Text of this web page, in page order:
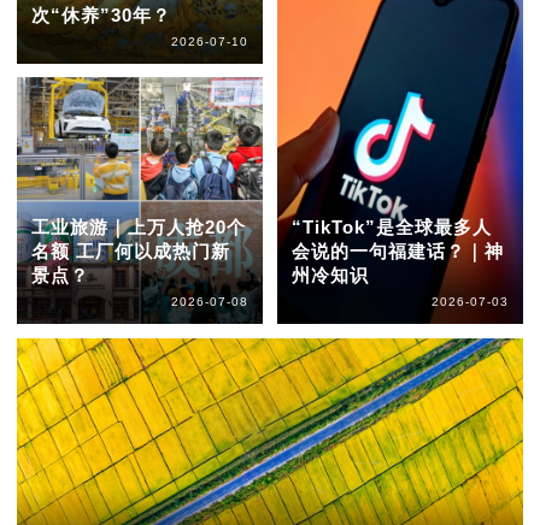
次“休养”30年？
2026-07-10
工业旅游｜上万人抢20个
名额 工厂何以成热门新
景点？
2026-07-08
“TikTok”是全球最多人
会说的一句福建话？｜神
州冷知识
2026-07-03